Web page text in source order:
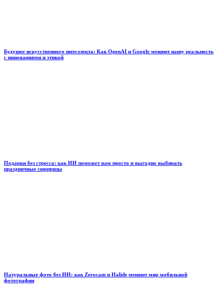
Будущее искусственного интеллекта: Как OpenAI и Google меняют нашу реальность
с инновациями и этикой
Подарки без стресса: как ИИ поможет вам просто и выгодно выбирать
праздничные сюрпризы
Натуральные фото без ИИ: как Zerocam и Halide меняют мир мобильной
фотографии